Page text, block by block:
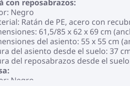
con reposabrazos:
Negro
Ratán de PE, acero con
61,5/85 x 62 x 69 cm
del asiento: 55 x 55 cm
del asiento desde el suelo: 37
del reposabrazos desde el
Negro